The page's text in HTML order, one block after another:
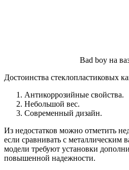
Bad boy на
Достоинства стеклопластиковых
Антикоррозийные свойства.
Небольшой вес.
Современный дизайн.
Из недостатков можно отметить
если сравнивать с металлическим
модели требуют установки
повышенной надежности.